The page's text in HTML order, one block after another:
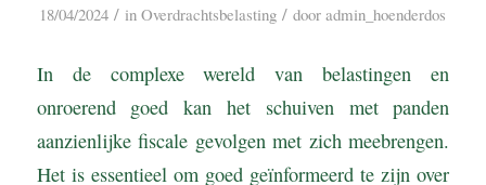
18/04/2024 / inOverdrachtsbelasting / dooradmin_hoenderdos
In de complexe wereld van belastingen en
onroerend goed kan het schuiven met panden
aanzienlijke fiscale gevolgen met zich meebrengen.
Het is essentieel om goed geïnformeerd te zijn over